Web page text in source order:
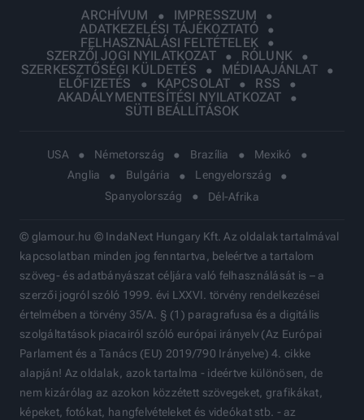
ARCHÍVUM
IMPRESSZUM
ADATKEZELÉSI TÁJÉKOZTATÓ
FELHASZNÁLÁSI FELTÉTELEK
SZERZŐI JOGI NYILATKOZAT
RÓLUNK
SZERKESZTŐSÉGI KÜLDETÉS
MÉDIAAJÁNLAT
ELŐFIZETÉS
KAPCSOLAT
RSS
AKADÁLYMENTESÍTÉSI NYILATKOZAT
SÜTI BEÁLLÍTÁSOK
USA Németország Brazília
Mexikó
Anglia
Bulgária
Lengyelország
Spanyolország
Dél-Afrika
© glamour.hu © IndaNext Hungary Kft. Az oldalak tartalmával
kapcsolatban minden jog fenntartva, beleértve a tartalom
szöveg- és adatbányászat céljára való felhasználását is – a
szerzői jogról szóló 1999. évi LXXVI. törvény rendelkezései
értelmében a törvény 35/A. § (1) paragrafusa és a digitális
szolgáltatások piacairól szóló európai irányelv (Az Európai
Parlament és a Tanács (EU) 2019/790 Irányelve) 4. cikke
alapján! Az oldalak, azok tartalma - ideértve különösen, de
nem kizárólag az azokon közzétett szövegeket, grafikákat,
képeket, fotókat, hangfelvételeket és videókat stb. - az